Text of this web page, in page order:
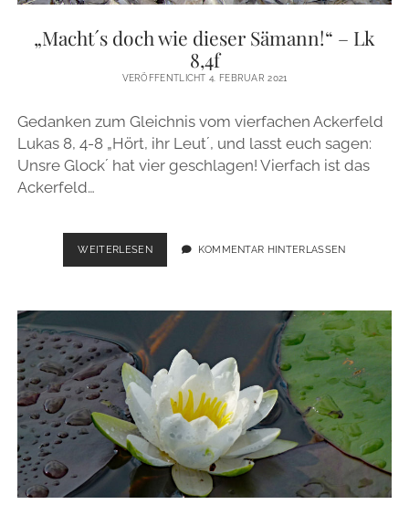
IMPRESSUM
instagram
email
„Macht´s doch wie dieser Sämann!“ – Lk
8,4f
VERÖFFENTLICHT 4. FEBRUAR 2021
Gedanken zum Gleichnis vom vierfachen Ackerfeld
Lukas 8, 4-8 „Hört, ihr Leut´, und lasst euch sagen:
Unsre Glock´ hat vier geschlagen! Vierfach ist das
Ackerfeld…
WEITERLESEN„MACHT
´S
DIESER
SÄMANN!“
–
LK
8,4F
KOMMENTAR HINTERLASSEN